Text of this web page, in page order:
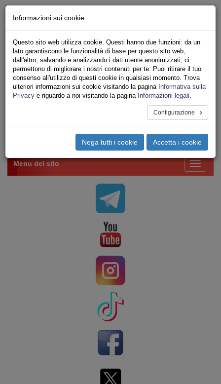
Iscriviti Online
Ricerca
Area Stampa
Privacy
VV.F.
UNIONE SINDACALE DI BASE SETTORE VIGILI
Toggle
Menu del sito
Informazioni sui cookie
Questo sito web utilizza cookie. Questi hanno due funzioni: da un
lato garantiscono le funzionalità di base per questo sito web,
dall'altro, salvando e analizzando i dati utente anonimizzati, ci
permettono di migliorare i nostri contenuti per te. Puoi ritirare il tuo
consenso all'utilizzo di questi cookie in qualsiasi momento. Trova
ulteriori informazioni sui cookie visitando la pagina Informativa sulla
Privacy e riguardo a noi visitando la pagina Informazioni legali.
Configurazione
Nega tutti i cookie Accetta i cookie